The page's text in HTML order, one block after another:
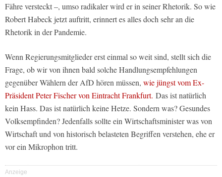
Fähre versteckt –, umso radikaler wird er in seiner Rhetorik. So wie
Robert Habeck jetzt auftritt, erinnert es alles doch sehr an die
Rhetorik in der Pandemie.
Wenn Regierungsmitglieder erst einmal so weit sind, stellt sich die
Frage, ob wir von ihnen bald solche Handlungsempfehlungen
gegenüber Wählern der AfD hören müssen, wie jüngst vom Ex-
Präsident Peter Fischer von Eintracht Frankfurt. Das ist natürlich
kein Hass. Das ist natürlich keine Hetze. Sondern was? Gesundes
Volksempfinden? Jedenfalls sollte ein Wirtschaftsminister was von
Wirtschaft und von historisch belasteten Begriffen verstehen, ehe er
vor ein Mikrophon tritt.
Anzeige